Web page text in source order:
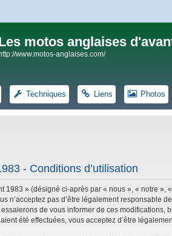
motos anglaises
http://www.motos-anglaises.com/
Techniques Liens Photos
- Conditions d’utilisation
1983 » (désigné ci-après par « nous », « notre
n’acceptez pas d’être légalement
de vous informer de ces
été effectuées, vous acceptez d’être